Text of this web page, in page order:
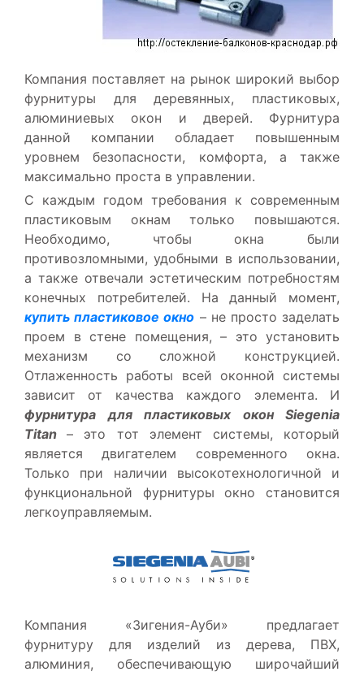
Компания поставляет на рынок широкий выбор
фурнитуры для деревянных, пластиковых,
алюминиевых окон и дверей. Фурнитура
данной компании обладает повышенным
уровнем безопасности, комфорта, а также
максимально проста в управлении.
С каждым годом требования к современным
пластиковым окнам только повышаются.
Необходимо, чтобы окна были
противозломными, удобными в использовании,
а также отвечали эстетическим потребностям
конечных потребителей. На данный момент,
купить пластиковое окно – не просто заделать
проем в стене помещения, – это установить
механизм со сложной конструкцией.
Отлаженность работы всей оконной системы
зависит от качества каждого элемента. И
фурнитура для пластиковых окон Siegenia
Titan– это тот элемент системы, который
является двигателем современного окна.
Только при наличии высокотехнологичной и
функциональной фурнитуры окно становится
легкоуправляемым.
Компания «Зигения-Ауби» предлагает
фурнитуру для изделий из дерева, ПВХ,
алюминия, обеспечивающую широчайший